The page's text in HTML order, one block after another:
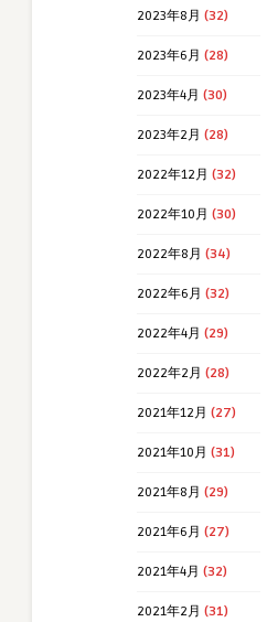
2023年8月 (32)
2023年6月 (28)
2023年4月 (30)
2023年2月 (28)
2022年12月 (32)
2022年10月 (30)
2022年8月 (34)
2022年6月 (32)
2022年4月 (29)
2022年2月 (28)
2021年12月 (27)
2021年10月 (31)
2021年8月 (29)
2021年6月 (27)
2021年4月 (32)
2021年2月 (31)